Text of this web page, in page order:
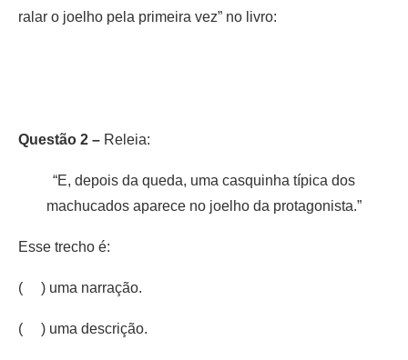
ralar o joelho pela primeira vez” no livro:
Questão 2 – Releia:
“E, depois da queda, uma casquinha típica dos
machucados aparece no joelho da protagonista.”
Esse trecho é:
( ) uma narração.
( ) uma descrição.